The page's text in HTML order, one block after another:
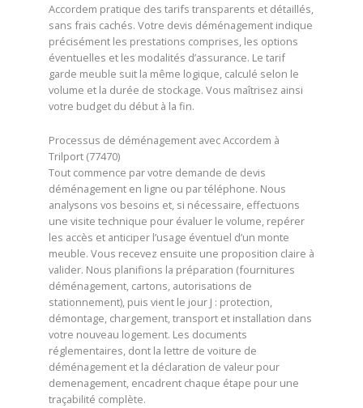
Accordem pratique des tarifs transparents et détaillés,
sans frais cachés. Votre devis déménagement indique
précisément les prestations comprises, les options
éventuelles et les modalités d’assurance. Le tarif
garde meuble suit la même logique, calculé selon le
volume et la durée de stockage. Vous maîtrisez ainsi
votre budget du début à la fin.
Processus de déménagement avec Accordem à
Trilport (77470)
Tout commence par votre demande de devis
déménagement en ligne ou par téléphone. Nous
analysons vos besoins et, si nécessaire, effectuons
une visite technique pour évaluer le volume, repérer
les accès et anticiper l’usage éventuel d’un monte
meuble. Vous recevez ensuite une proposition claire à
valider. Nous planifions la préparation (fournitures
déménagement, cartons, autorisations de
stationnement), puis vient le jour J : protection,
démontage, chargement, transport et installation dans
votre nouveau logement. Les documents
réglementaires, dont la lettre de voiture de
déménagement et la déclaration de valeur pour
demenagement, encadrent chaque étape pour une
traçabilité complète.